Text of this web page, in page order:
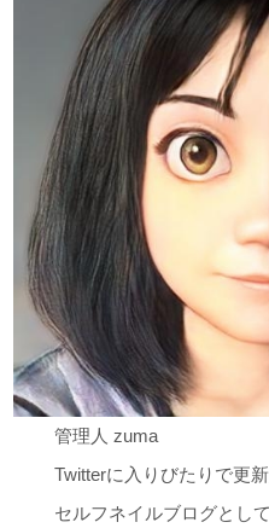
管理人 zuma
Twitterに入りびたりで更新
セルフネイルブログとし